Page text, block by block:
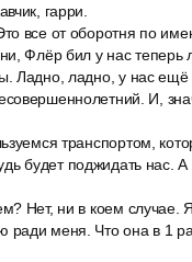
гарри.
все от оборотня по
Флёр бил у нас
Ладно, ладно, у нас
И,
транспортом,
будет поджидать нас.
Нет, ни в коем случае.
меня. Что она в 1